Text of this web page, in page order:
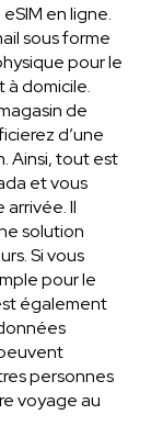
en ligne.
sous forme
pour le
à domicile.
de
d’une
Ainsi, tout est
et vous
arrivée. Il
solution
Si vous
pour le
également
personnes
voyage au